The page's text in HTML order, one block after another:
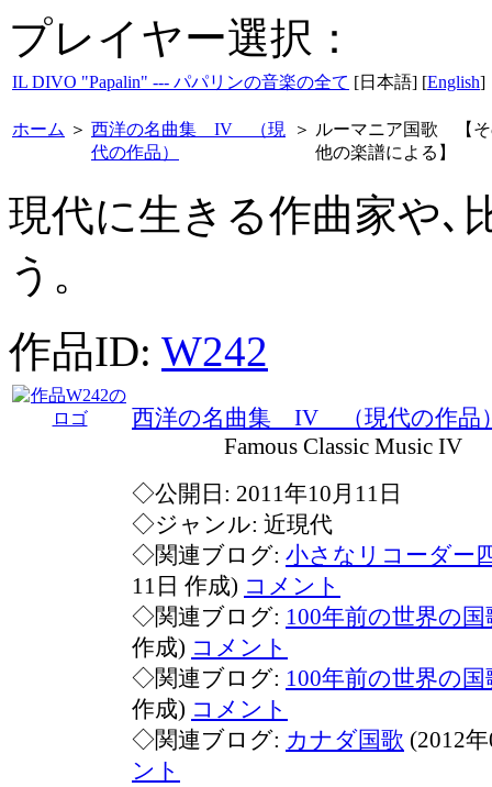
プレイヤー選択：
IL DIVO "Papalin" --- パパリンの音楽の全て [日本語] [English]
ホーム ＞ 西洋の名曲集 IV （現
代の作品）
＞ ルーマニア国歌 【
他の楽譜による】
現代に生きる作曲家や､
う。
作品ID: W242
西洋の名曲集 IV （現代の作品
Famous Classic Music IV
◇公開日: 2011年10月11日
◇ジャンル: 近現代
◇関連ブログ: 小さなリコーダー
11日 作成) コメント
◇関連ブログ: 100年前の世界の国
作成) コメント
◇関連ブログ: 100年前の世界の国
作成) コメント
◇関連ブログ: カナダ国歌 (2012
ント